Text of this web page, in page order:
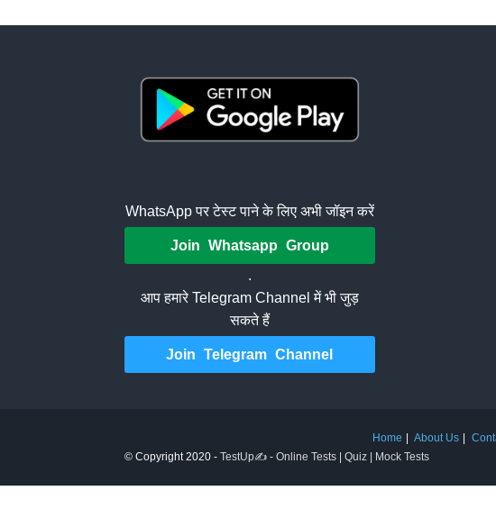
WhatsApp पर टेस्ट पाने के लिए अभी जॉइन करें
Join Whatsapp Group
.
आप हमारे Telegram Channel में भी जुड़
सकते हैं
Join Telegram Channel
Home About Us
© Copyright 2020 - TestUp✍️ - Online Tests | Quiz | Mock Tests